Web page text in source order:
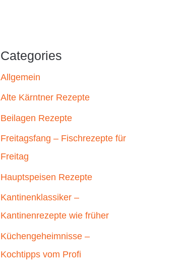
Categories
Allgemein
Alte Kärntner Rezepte
Beilagen Rezepte
Freitagsfang – Fischrezepte für
Freitag
Hauptspeisen Rezepte
Kantinenklassiker –
Kantinenrezepte wie früher
Küchengeheimnisse –
Kochtipps vom Profi